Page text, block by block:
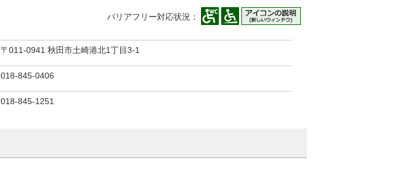
バリアフリー対応状況：
〒011-0941 秋田市土崎港北1丁目3-1
018-845-0406
018-845-1251